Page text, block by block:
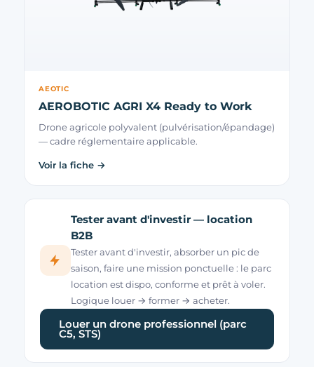
AEOTIC
AEROBOTIC AGRI X4 Ready to Work
Drone agricole polyvalent (pulvérisation/épandage)
— cadre réglementaire applicable.
Voir la fiche →
Tester avant d'investir — location
B2B
Tester avant d'investir, absorber un pic de
saison, faire une mission ponctuelle : le parc
location est dispo, conforme et prêt à voler.
Logique louer → former → acheter.
Louer un drone professionnel (parc
C5, STS)